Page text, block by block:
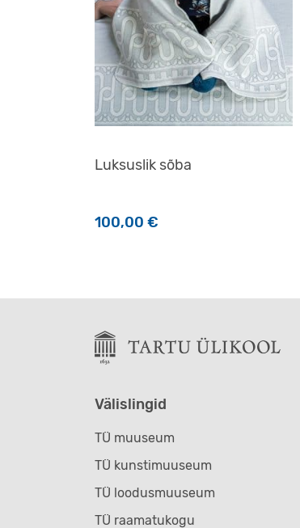
Luksuslik sõba
100,00 €
Välislingid
TÜ muuseum
TÜ kunstimuuseum
TÜ loodusmuuseum
TÜ raamatukogu